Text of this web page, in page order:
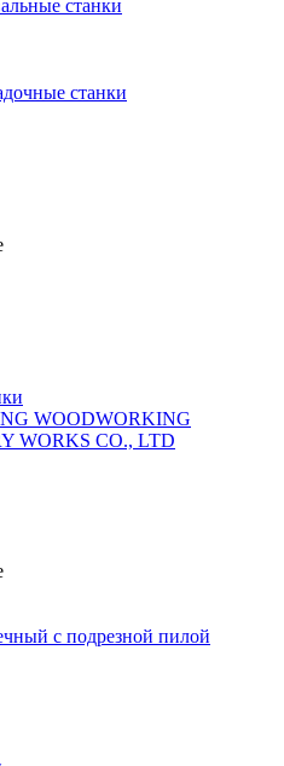
станки
станки
WOODWORKING
WORKS CO., LTD
с подрезной пилой